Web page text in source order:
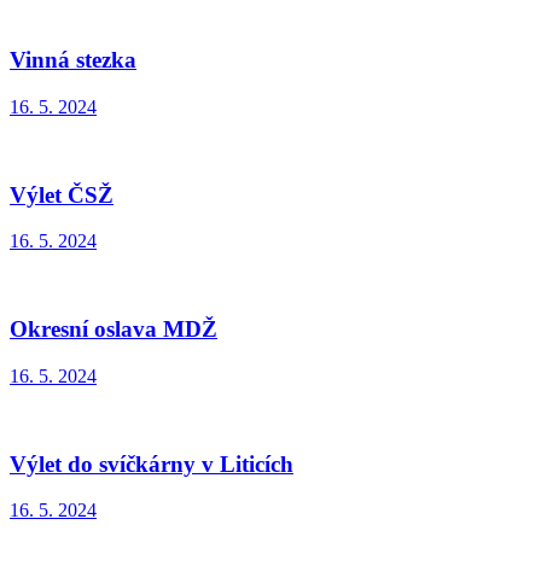
Vinná stezka
16. 5. 2024
Výlet ČSŽ
16. 5. 2024
Okresní oslava MDŽ
16. 5. 2024
Výlet do svíčkárny v Liticích
16. 5. 2024